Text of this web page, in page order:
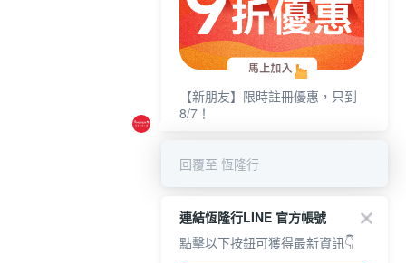
【新朋友】限時註冊優惠，只到
8/7！
回覆至 恆隆行
連結恆隆行LINE 官方帳號
點擊以下按鈕可獲得最新資訊👇